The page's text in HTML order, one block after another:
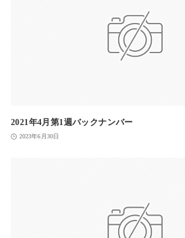
2021年4月第1週バックナンバー
2023年6月30日